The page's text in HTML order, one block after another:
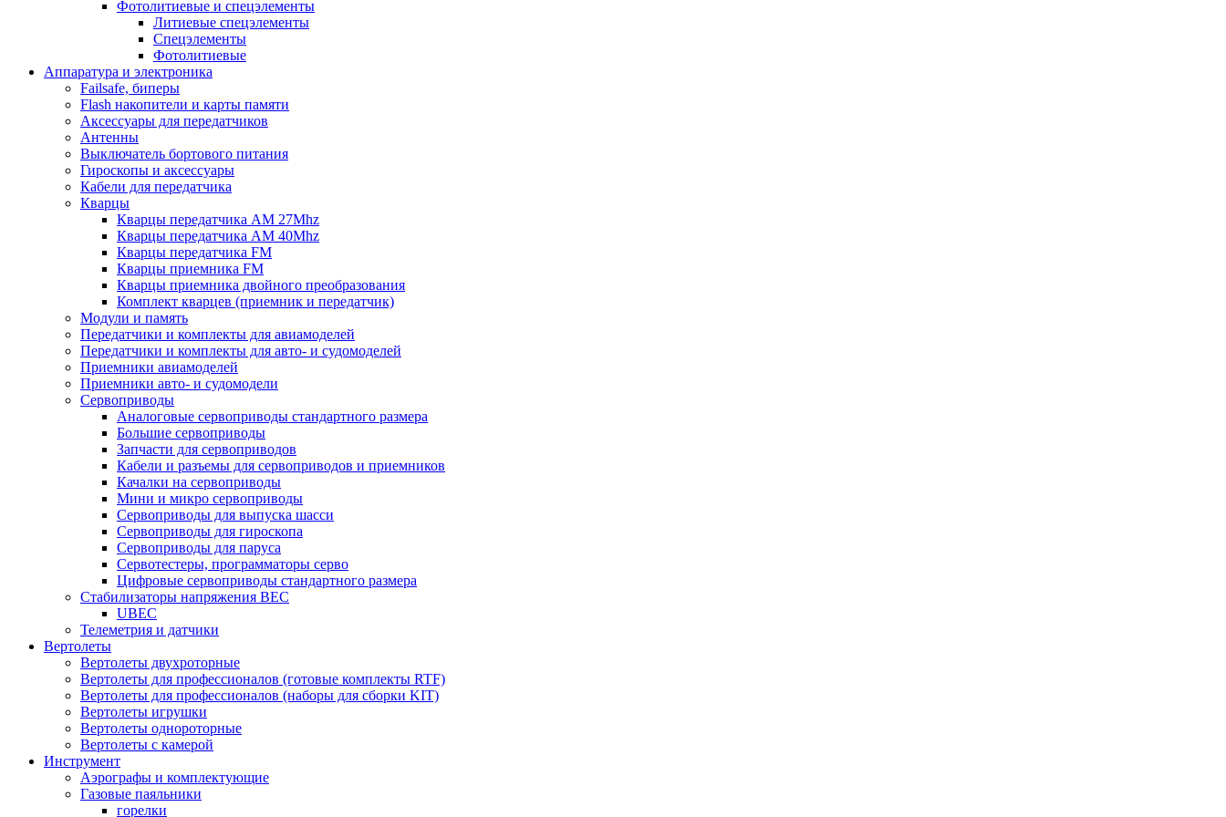
Фотолитиевые и спецэлементы
Литиевые спецэлементы
Спецэлементы
Фотолитиевые
Аппаратура и электроника
Failsafe, биперы
Flash накопители и карты памяти
Аксессуары для передатчиков
Антенны
Выключатель бортового питания
Гироскопы и аксессуары
Кабели для передатчика
Кварцы
Кварцы передатчика AM 27Mhz
Кварцы передатчика AM 40Mhz
Кварцы передатчика FM
Кварцы приемника FM
Кварцы приемника двойного преобразования
Комплект кварцев (приемник и передатчик)
Модули и память
Передатчики и комплекты для авиамоделей
Передатчики и комплекты для авто- и судомоделей
Приемники авиамоделей
Приемники авто- и судомодели
Сервоприводы
Аналоговые сервоприводы стандартного размера
Большие сервоприводы
Запчасти для сервоприводов
Кабели и разъемы для сервоприводов и приемников
Качалки на сервоприводы
Мини и микро сервоприводы
Сервоприводы для выпуска шасси
Сервоприводы для гироскопа
Сервоприводы для паруса
Сервотестеры, программаторы серво
Цифровые сервоприводы стандартного размера
Стабилизаторы напряжения BEC
UBEC
Телеметрия и датчики
Вертолеты
Вертолеты двухроторные
Вертолеты для профессионалов (готовые комплекты RTF)
Вертолеты для профессионалов (наборы для сборки KIT)
Вертолеты игрушки
Вертолеты однороторные
Вертолеты с камерой
Инструмент
Аэрографы и комплектующие
Газовые паяльники
горелки